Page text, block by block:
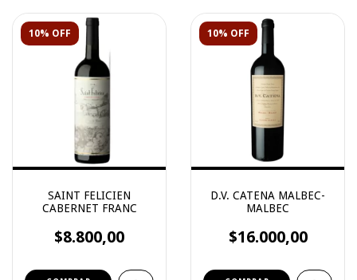
10% OFF
SAINT FELICIEN
CABERNET FRANC
$8.800,00
10% OFF
D.V. CATENA MALBEC-
MALBEC
$16.000,00